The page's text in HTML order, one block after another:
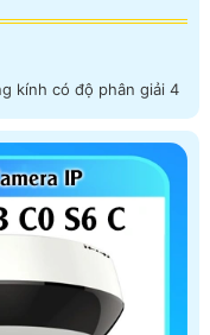
kính có độ phân giải 4